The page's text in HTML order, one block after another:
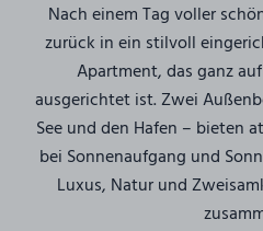
Nach einem Tag voller
zurück in ein stilvoll
Apartment, das ganz
ausgerichtet ist. Zwei
See und den Hafen – bieten
bei Sonnenaufgang und
Luxus, Natur und